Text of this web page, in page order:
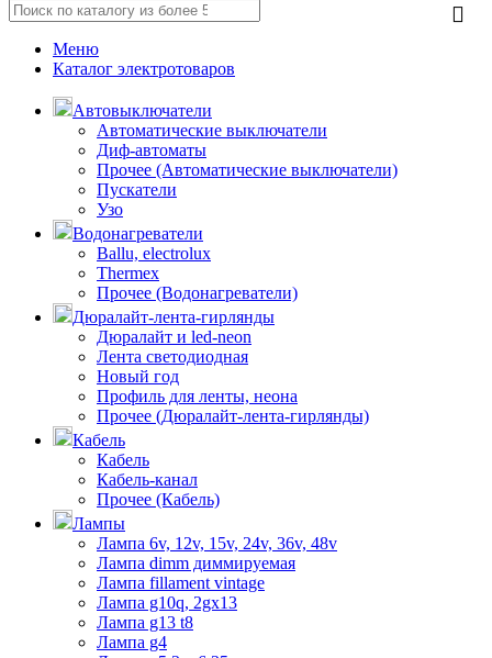
Меню
Каталог электротоваров
Автовыключатели
Автоматические выключатели
Диф-автоматы
Прочее (Автоматические выключатели)
Пускатели
Узо
Водонагреватели
Ballu, electrolux
Thermex
Прочее (Водонагреватели)
Дюралайт-лента-гирлянды
Дюралайт и led-neon
Лента светодиодная
Новый год
Профиль для ленты, неона
Прочее (Дюралайт-лента-гирлянды)
Кабель
Кабель
Кабель-канал
Прочее (Кабель)
Лампы
Лампа 6v, 12v, 15v, 24v, 36v, 48v
Лампа dimm диммируемая
Лампа fillament vintage
Лампа g10q, 2gx13
Лампа g13 t8
Лампа g4